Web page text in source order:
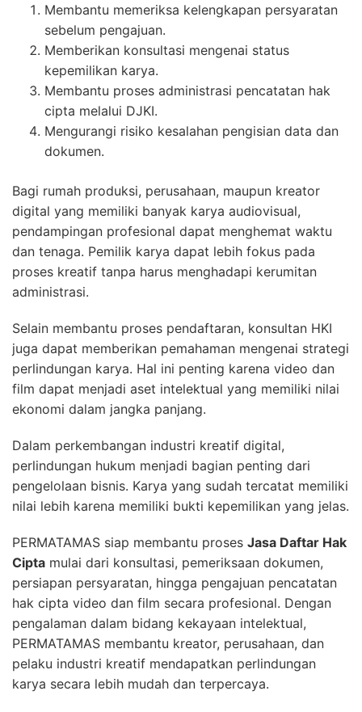
Membantu memeriksa kelengkapan persyaratan
sebelum pengajuan.
Memberikan konsultasi mengenai status
kepemilikan karya.
Membantu proses administrasi pencatatan hak
cipta melalui DJKI.
Mengurangi risiko kesalahan pengisian data dan
dokumen.
Bagi rumah produksi, perusahaan, maupun kreator
digital yang memiliki banyak karya audiovisual,
pendampingan profesional dapat menghemat waktu
dan tenaga. Pemilik karya dapat lebih fokus pada
proses kreatif tanpa harus menghadapi kerumitan
administrasi.
Selain membantu proses pendaftaran, konsultan HKI
juga dapat memberikan pemahaman mengenai strategi
perlindungan karya. Hal ini penting karena video dan
film dapat menjadi aset intelektual yang memiliki nilai
ekonomi dalam jangka panjang.
Dalam perkembangan industri kreatif digital,
perlindungan hukum menjadi bagian penting dari
pengelolaan bisnis. Karya yang sudah tercatat memiliki
nilai lebih karena memiliki bukti kepemilikan yang jelas.
PERMATAMAS siap membantu proses Jasa Daftar Hak
Cipta mulai dari konsultasi, pemeriksaan dokumen,
persiapan persyaratan, hingga pengajuan pencatatan
hak cipta video dan film secara profesional. Dengan
pengalaman dalam bidang kekayaan intelektual,
PERMATAMAS membantu kreator, perusahaan, dan
pelaku industri kreatif mendapatkan perlindungan
karya secara lebih mudah dan terpercaya.